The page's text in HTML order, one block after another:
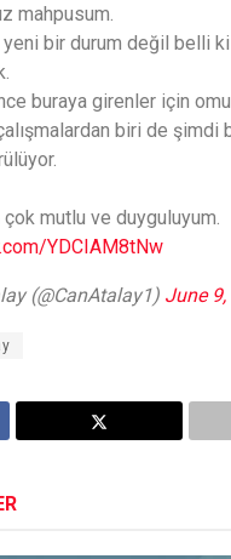
mahpusum.
bir durum değil belli
buraya girenler için
biri de şimdi
mutlu ve duyguluyum.
YDCIAM8tNw
(@CanAtalay1) June